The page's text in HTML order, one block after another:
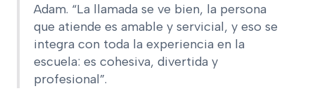
Adam. “La llamada se ve bien, la persona
que atiende es amable y servicial, y eso se
integra con toda la experiencia en la
escuela: es cohesiva, divertida y
profesional”.